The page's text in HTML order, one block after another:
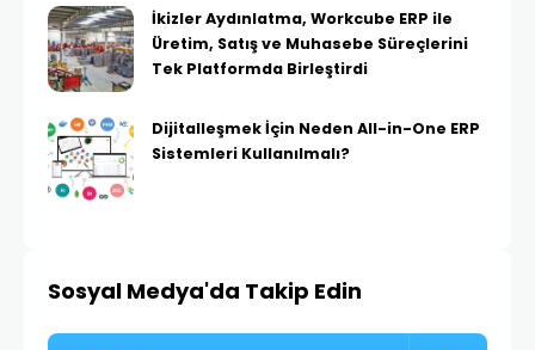
İkizler Aydınlatma, Workcube ERP ile
Üretim, Satış ve Muhasebe Süreçlerini
Tek Platformda Birleştirdi
Dijitalleşmek İçin Neden All-in-One ERP
Sistemleri Kullanılmalı?
Sosyal Medya'da Takip Edin